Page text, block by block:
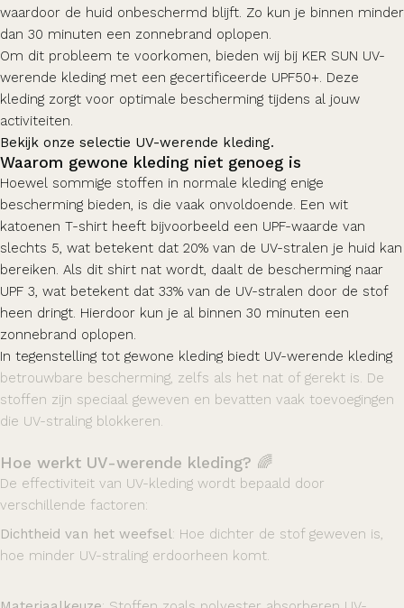
waardoor de huid onbeschermd blijft. Zo kun je binnen minder
dan 30 minuten een zonnebrand oplopen.
Om dit probleem te voorkomen, bieden wij bij KER SUN UV-
werende kleding met een gecertificeerde UPF50+. Deze
kleding zorgt voor optimale bescherming tijdens al jouw
activiteiten.
Bekijk onze selectie UV-werende kleding.
Waarom gewone kleding niet genoeg is
Hoewel sommige stoffen in normale kleding enige
bescherming bieden, is die vaak onvoldoende. Een wit
katoenen T-shirt heeft bijvoorbeeld een UPF-waarde van
slechts 5, wat betekent dat 20% van de UV-stralen je huid kan
bereiken. Als dit shirt nat wordt, daalt de bescherming naar
UPF 3, wat betekent dat 33% van de UV-stralen door de stof
heen dringt. Hierdoor kun je al binnen 30 minuten een
zonnebrand oplopen.
In tegenstelling tot gewone kleding biedt UV-werende kleding
betrouwbare bescherming, zelfs als het nat of gerekt is. De
stoffen zijn speciaal geweven en bevatten vaak toevoegingen
die UV-straling blokkeren.
Hoe werkt UV-werende kleding? 🌈
De effectiviteit van UV-kleding wordt bepaald door
verschillende factoren:
Dichtheid van het weefsel: Hoe dichter de stof geweven is,
hoe minder UV-straling erdoorheen komt.